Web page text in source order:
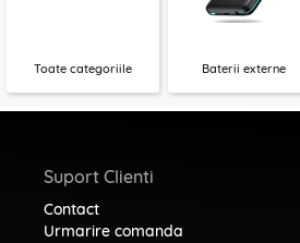
Toate categoriile Baterii externe
Suport Clienti
Contact
Urmarire comanda